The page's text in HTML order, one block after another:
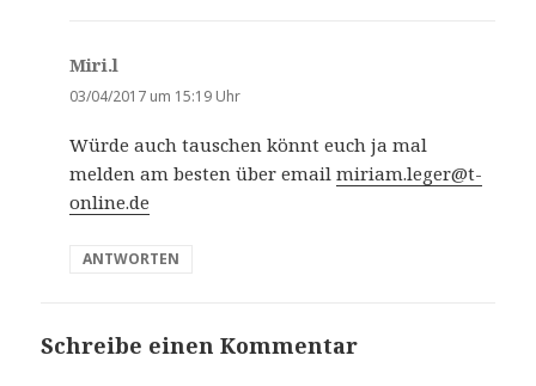
Miri.l
a
t
:
03/04/2017 um 15:19 Uhr
Würde auch tauschen könnt euch ja mal
melden am besten über emailmiriam.leger@t-
online.de
ANTWORTEN
Schreibe einen Kommentar